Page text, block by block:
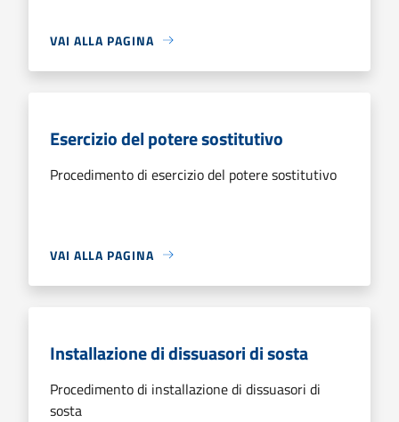
VAI ALLA PAGINA
Esercizio del potere sostitutivo
Procedimento di esercizio del potere sostitutivo
VAI ALLA PAGINA
Installazione di dissuasori di sosta
Procedimento di installazione di dissuasori di
sosta